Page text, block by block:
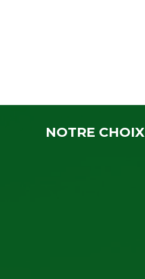
NOTRE CHOIX